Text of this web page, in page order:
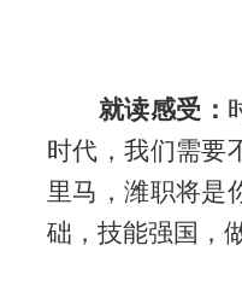
就读感受：
时代，我们需要
里马，潍职将是
础，技能强国，